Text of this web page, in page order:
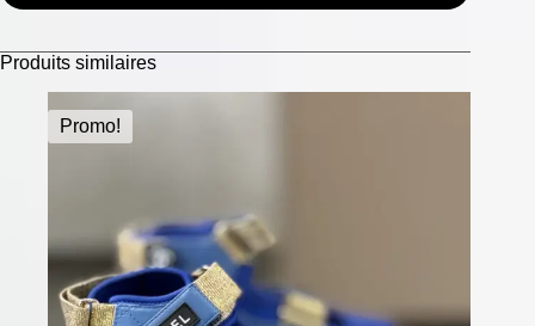
Produits similaires
Promo!